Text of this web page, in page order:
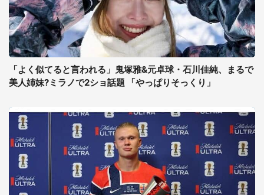
「よく似てると言われる」鬼塚雅&元卓球・石川佳純、まるで
美人姉妹?ミラノで2ショ話題 「やっぱりそっくり」